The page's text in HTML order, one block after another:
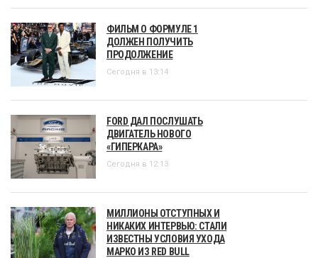
ФИЛЬМ О ФОРМУЛЕ 1
ДОЛЖЕН ПОЛУЧИТЬ
ПРОДОЛЖЕНИЕ
Сегодня в 13:14
FORD ДАЛ ПОСЛУШАТЬ
ДВИГАТЕЛЬ НОВОГО
«ГИПЕРКАРА»
Сегодня в 12:13
МИЛЛИОНЫ ОТСТУПНЫХ И
НИКАКИХ ИНТЕРВЬЮ: СТАЛИ
ИЗВЕСТНЫ УСЛОВИЯ УХОДА
МАРКО ИЗ RED BULL